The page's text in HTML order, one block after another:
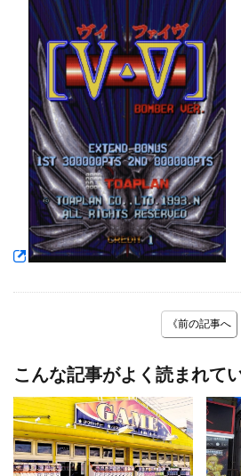
《前の記事へ
こんな記事がよく読まれて